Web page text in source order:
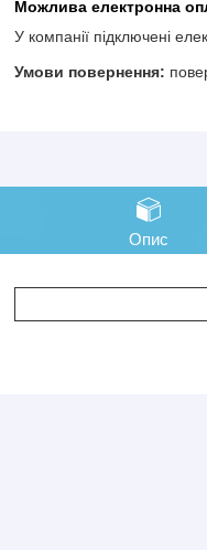
У компанії підключені
Опис